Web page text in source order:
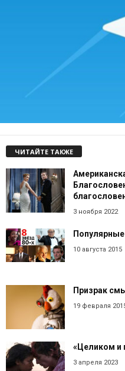
ЧИТАЙТЕ ТАКЖЕ
3 ноября 2022
10 августа 2015
Призрак
19 февраля
«Целиком и
3 апреля 2023